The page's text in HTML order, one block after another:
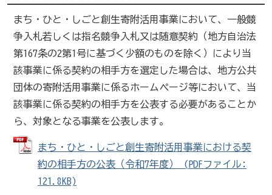
まち・ひと・しごと創生寄附活用事業において、一般競
争入札若しくは指名競争入札又は随意契約（地方自治法
第167条の2第1号に基づく少額のものを除く）により当
該事業に係る契約の相手方を選定した場合は、地方公共
団体の寄附活用事業に係るホームページ等において、当
該事業に係る契約の相手方を公表する必要があることか
ら、対象となる事業を公表します。
まち・ひと・しごと創生寄附活用事業における契
約の相手方の公表（令和7年度） (PDFファイル:
121.8KB)